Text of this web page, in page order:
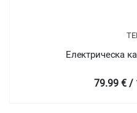
Електрическа
79.99 € /